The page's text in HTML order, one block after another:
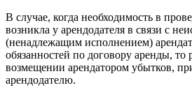
В случае, когда необходимость в
возникла у арендодателя в связи с
(ненадлежащим исполнением)
обязанностей по договору аренды, то
возмещении арендатором убытков,
арендодателю.